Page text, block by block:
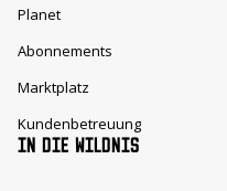
Planet
Abonnements
Marktplatz
Kundenbetreuung
IN DIE WILDNIS